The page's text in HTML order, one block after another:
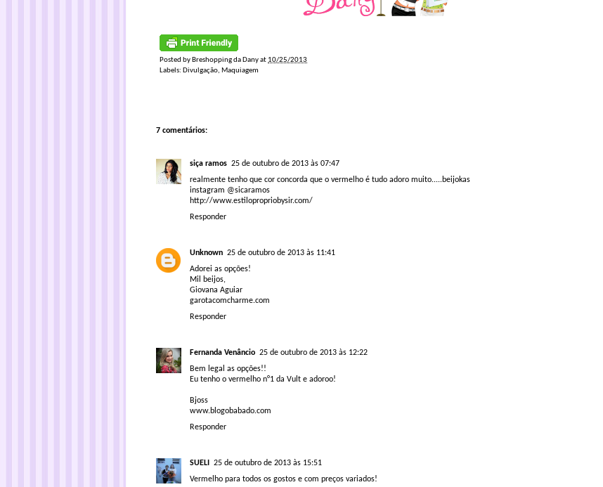
Posted by Breshopping da Danyat 10/25/2013
Labels: Divulgação, Maquiagem
7 comentários:
siça ramos 25 de outubro de 2013 às 07:47
realmente tenho que cor concorda que o vermelho é tudo adoro muito.....beijokas
instagram @sicaramos
http://www.estilopropriobysir.com/
Responder
Unknown 25 de outubro de 2013 às 11:41
Adorei as opções!
Mil beijos,
Giovana Aguiar
garotacomcharme.com
Responder
Fernanda Venâncio 25 de outubro de 2013 às 12:22
Bem legal as opções!!
Eu tenho o vermelho n°1 da Vult e adoroo!
Bjoss
www.blogobabado.com
Responder
SUELI
25 de outubro de 2013 às 15:51
Vermelho para todos os gostos e com preços variados!